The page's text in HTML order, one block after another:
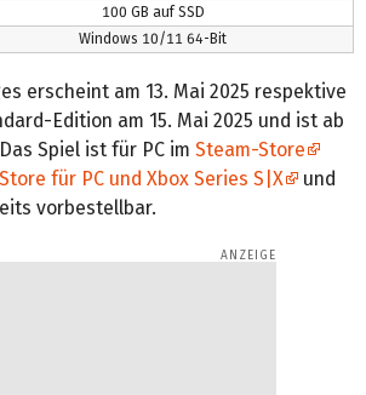
100 GB auf SSD
Windows 10/11 64-Bit
erscheint am 13. Mai 2025 respektive
Edition am 15. Mai 2025 und ist ab
Spiel ist für PC im Steam-Store
für PC und Xbox Series S|X
und
vorbestellbar.